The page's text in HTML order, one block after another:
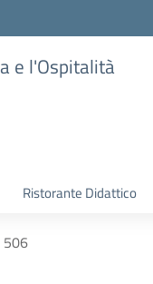
e l'Ospitalità
Ristorante Didattico
506